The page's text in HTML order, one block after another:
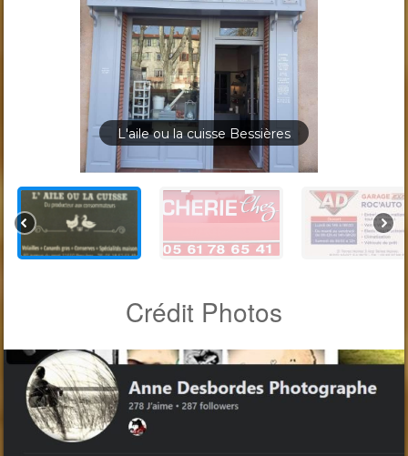
L'aile ou la cuisse Bessières
Crédit Photos